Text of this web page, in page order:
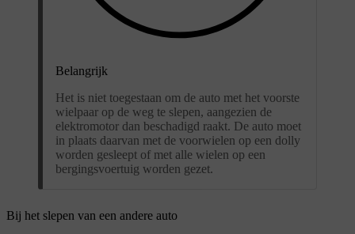
Belangrijk
Het is niet toegestaan om de auto met het voorste
wielpaar op de weg te slepen, aangezien de
elektromotor dan beschadigd raakt. De auto moet
in plaats daarvan met de voorwielen op een dolly
worden gesleept of met alle wielen op een
bergingsvoertuig worden gezet.
Bij het slepen van een andere auto